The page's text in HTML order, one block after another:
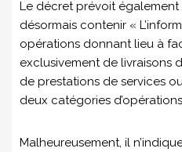
Le décret prévoit
désormais contenir «
opérations donnant lieu à
exclusivement de livraisons
de prestations de services
deux catégories
Malheureusement, il